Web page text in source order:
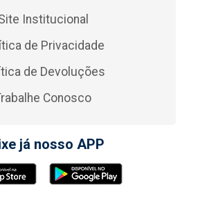
Institucional
de Privacidade
de Devoluções
Conosco
já nosso APP